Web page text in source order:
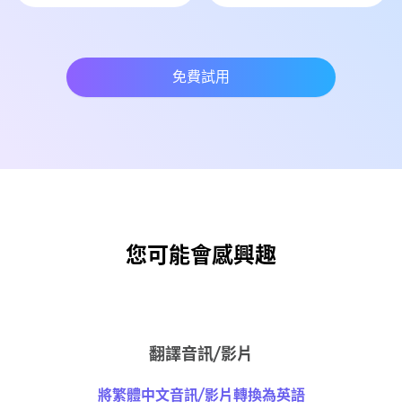
免費試用
您可能會感興趣
翻譯音訊/影片
將繁體中文音訊/影片轉換為英語